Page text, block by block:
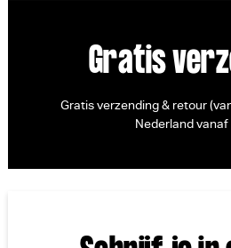
Gratis
Gratis verzending & retour
Nederland vanaf